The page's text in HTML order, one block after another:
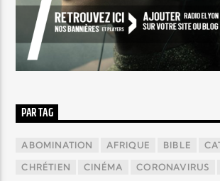
PAR TAG
ABOMINATION AFRIQUE BIBLE
CHRÉTIEN CINÉMA CORONAVIRUS